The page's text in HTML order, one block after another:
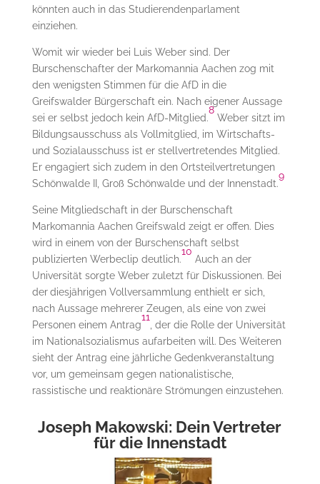
könnten auch in das Studierendenparlament
einziehen.
Womit wir wieder bei Luis Weber sind. Der
Burschenschafter der Markomannia Aachen zog mit
den wenigsten Stimmen für die AfD in die
Greifswalder Bürgerschaft ein. Nach eigener Aussage
sei er selbst jedoch kein AfD-Mitglied.
8
Weber sitzt im
Bildungsausschuss als Vollmitglied, im Wirtschafts-
und Sozialausschuss ist er stellvertretendes Mitglied.
Er engagiert sich zudem in den Ortsteilvertretungen
Schönwalde II, Groß Schönwalde und der Innenstadt.
9
Seine Mitgliedschaft in der Burschenschaft
Markomannia Aachen Greifswald zeigt er offen. Dies
wird in einem von der Burschenschaft selbst
publizierten Werbeclip deutlich.
10
Auch an der
Universität sorgte Weber zuletzt für Diskussionen. Bei
der diesjährigen Vollversammlung enthielt er sich,
nach Aussage mehrerer Zeugen, als eine von zwei
Personen einem Antrag
11
, der die Rolle der Universität
im Nationalsozialismus aufarbeiten will. Des Weiteren
sieht der Antrag eine jährliche Gedenkveranstaltung
vor, um gemeinsam gegen nationalistische,
rassistische und reaktionäre Strömungen einzustehen.
Joseph Makowski: Dein Vertreter
für die Innenstadt